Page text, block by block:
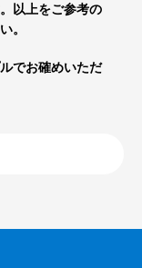
以上をご参考の
。
でお確めいただ